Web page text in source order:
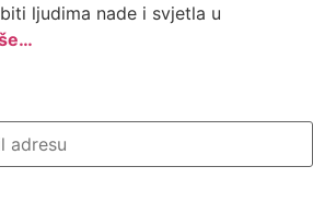
ljudima nade i svjetla u